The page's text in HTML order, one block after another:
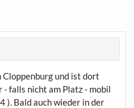
und ist dort
falls nicht am Platz - mobil
Bald auch wieder in der